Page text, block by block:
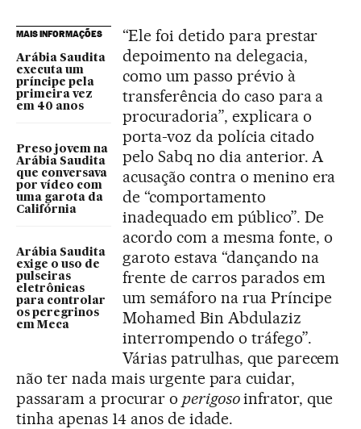
MAIS INFORMAÇÕES
Arábia Saudita
executa um
príncipe pela
primeira vez
em 40 anos
Preso jovem na
Arábia Saudita
que conversava
por vídeo com
uma garota da
Califórnia
Arábia Saudita
exige o uso de
pulseiras
eletrônicas
para controlar
os peregrinos
em Meca
“Ele foi detido para prestar
depoimento na delegacia,
como um passo prévio à
transferência do caso para a
procuradoria”, explicara o
porta-voz da polícia citado
pelo Sabq no dia anterior. A
acusação contra o menino era
de “comportamento
inadequado em público”. De
acordo com a mesma fonte, o
garoto estava “dançando na
frente de carros parados em
um semáforo na rua Príncipe
Mohamed Bin Abdulaziz
interrompendo o tráfego”.
Várias patrulhas, que parecem
não ter nada mais urgente para cuidar,
passaram a procurar o perigosoinfrator, que
tinha apenas 14 anos de idade.